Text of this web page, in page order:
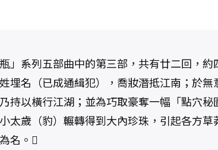
系列五部曲中的第三部，共有廿二回，約
埋名（已成通緝犯），喬妝潛抵江南；於無
持以橫行江湖；並為巧取豪奪一幅「點穴秘
太歲（豹）輾轉得到大內珍珠，引起各方草
名。